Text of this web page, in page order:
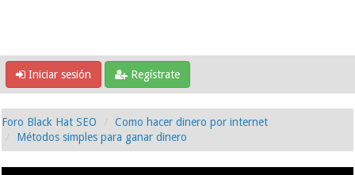
Iniciar sesión Regístrate
Foro Black Hat SEO
Como hacer dinero por internet
Métodos simples para ganar dinero